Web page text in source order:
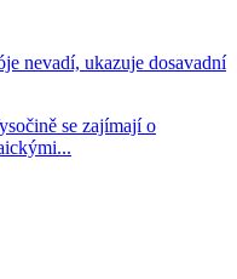
nevadí, ukazuje dosavadní
se zajímají o